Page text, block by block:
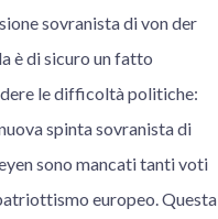
sovranista di von der
è di sicuro un fatto
le difficoltà politiche:
spinta sovranista di
sono mancati tanti voti
europeo. Questa